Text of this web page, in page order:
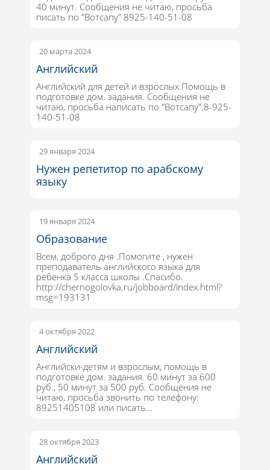
40 минут. Сообщения не читаю, просьба
писать по "Вотсапу" 8925-140-51-08
20 марта 2024
Английский
Английский для детей и взрослых.Помощь в
подготовке дом. задания. Сообщения не
читаю, просьба написать по "Вотсапу":8-925-
140-51-08
29 января 2024
Нужен репетитор по арабскому
языку
19 января 2024
Образование
Всем, доброго дня .Помогите , нужен
преподаватель английского языка для
ребенка 5 класса школы .Спасибо.
http://chernogolovka.ru/jobboard/index.html?
msg=193131
4 октября 2022
Английский
Английски-детям и взрослым, помощь в
подготовке дом. задания. 60 минут за 600
руб., 50 минут за 500 руб. Сообщения не
читаю, просьба звонить по телефону:
89251405108 или писать…
28 октября 2023
Английский